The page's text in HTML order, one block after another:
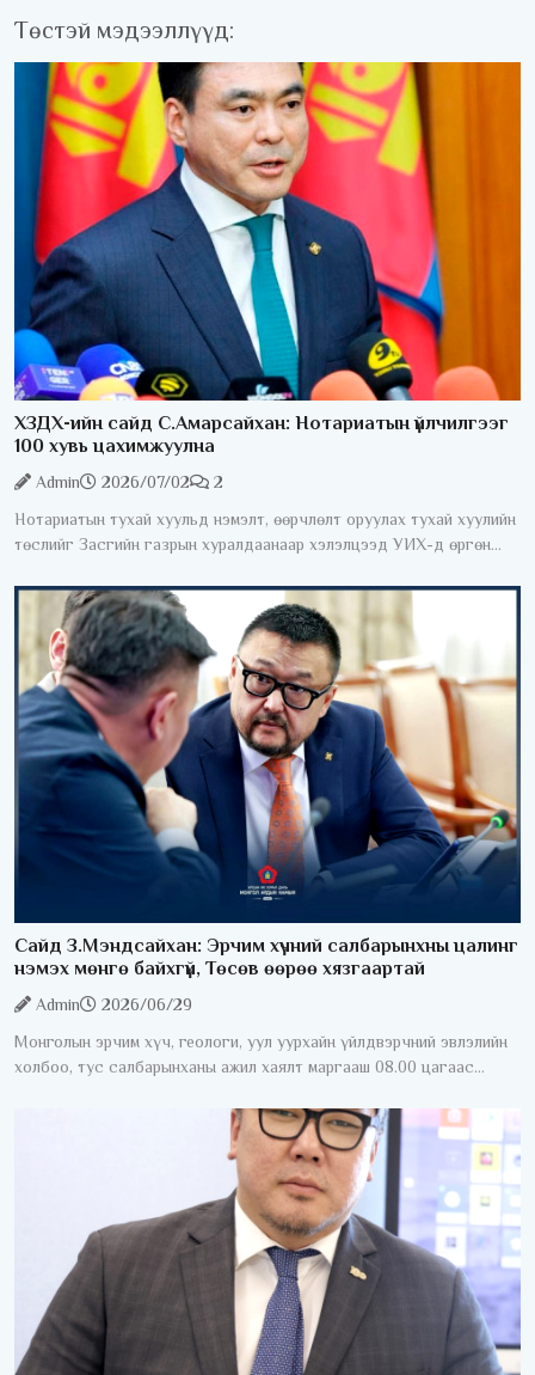
Төстэй мэдээллүүд:
ХЗДХ-ийн сайд С.Амарсайхан: Нотариатын үйлчилгээг
100 хувь цахимжуулна
Admin 2026/07/02
2
Нотариатын тухай хуульд нэмэлт, өөрчлөлт оруулах тухай хуулийн
төслийг Засгийн газрын хуралдаанаар хэлэлцээд УИХ-д өргөн
үйлчилгээг авахын
Сайд З.Мэндсайхан: Эрчим хүчний салбарынхны цалинг
нэмэх мөнгө байхгүй, Төсөв өөрөө хязгаартай
Admin
2026/06/29
Монголын эрчим хүч, геологи, уул уурхайн үйлдвэрчний эвлэлийн
холбоо, тус салбарынханы ажил хаялт маргааш 08.00 цагаас